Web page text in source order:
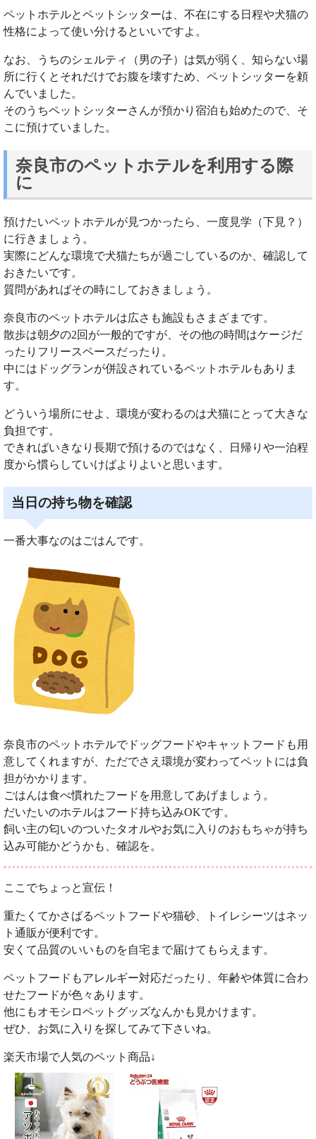
ペットホテルとペットシッターは、不在にする日程や犬猫の
性格によって使い分けるといいですよ。
なお、うちのシェルティ（男の子）は気が弱く、知らない場
所に行くとそれだけでお腹を壊すため、ペットシッターを頼
んでいました。
そのうちペットシッターさんが預かり宿泊も始めたので、そ
こに預けていました。
奈良市のペットホテルを利用する際
に
預けたいペットホテルが見つかったら、一度見学（下見？）
に行きましょう。
実際にどんな環境で犬猫たちが過ごしているのか、確認して
おきたいです。
質問があればその時にしておきましょう。
奈良市のペットホテルは広さも施設もさまざまです。
散歩は朝夕の2回が一般的ですが、その他の時間はケージだ
ったりフリースペースだったり。
中にはドッグランが併設されているペットホテルもありま
す。
どういう場所にせよ、環境が変わるのは犬猫にとって大きな
負担です。
できればいきなり長期で預けるのではなく、日帰りや一泊程
度から慣らしていけばよりよいと思います。
当日の持ち物を確認
一番大事なのはごはんです。
奈良市のペットホテルでドッグフードやキャットフードも用
意してくれますが、ただでさえ環境が変わってペットには負
担がかかります。
ごはんは食べ慣れたフードを用意してあげましょう。
だいたいのホテルはフード持ち込みOKです。
飼い主の匂いのついたタオルやお気に入りのおもちゃが持ち
込み可能かどうかも、確認を。
ここでちょっと宣伝！
重たくてかさばるペットフードや猫砂、トイレシーツはネッ
ト通販が便利です。
安くて品質のいいものを自宅まで届けてもらえます。
ペットフードもアレルギー対応だったり、年齢や体質に合わ
せたフードが色々あります。
他にもオモシロペットグッズなんかも見かけます。
ぜひ、お気に入りを探してみて下さいね。
楽天市場で人気のペット商品↓